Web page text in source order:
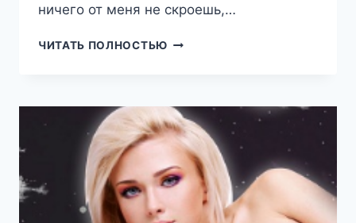
ничего от меня не скроешь,…
ЧИТАТЬ ПОЛНОСТЬЮ МУЖ
(НАТАЛИЯ
ЛАДЫГИНА)